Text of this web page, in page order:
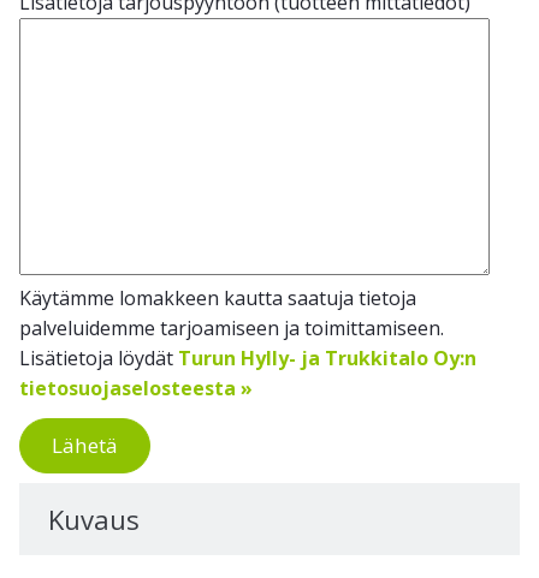
Käytämme lomakkeen kautta saatuja tietoja
palveluidemme tarjoamiseen ja toimittamiseen.
Lisätietoja löydät Turun Hylly- ja Trukkitalo Oy:n
tietosuojaselosteesta »
Lähetä
Kuvaus